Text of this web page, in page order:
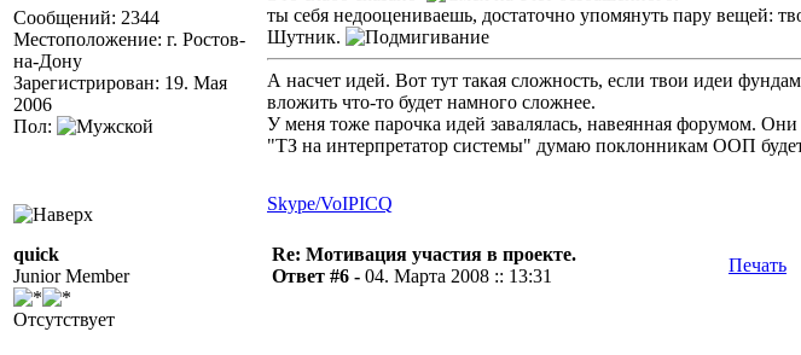
Сообщений: 2344
Местоположение: г. Ростов-
на-Дону
Зарегистрирован: 19. Мая
2006
Пол:
ты себя недооцениваешь, достаточно упомянуть пару вещей:
Шутник.
А насчет идей. Вот тут такая сложность, если твои идеи
вложить что-то будет намного сложнее.
У меня тоже парочка идей завалялась, навеянная форумом.
"ТЗ на интерпретатор системы" думаю поклонникам ООП
Skype/VoIPICQ
quick
Junior Member
Отсутствует
Re: Мотивация участия в проекте.
Ответ #6 - 04. Марта 2008 :: 13:31
Печать